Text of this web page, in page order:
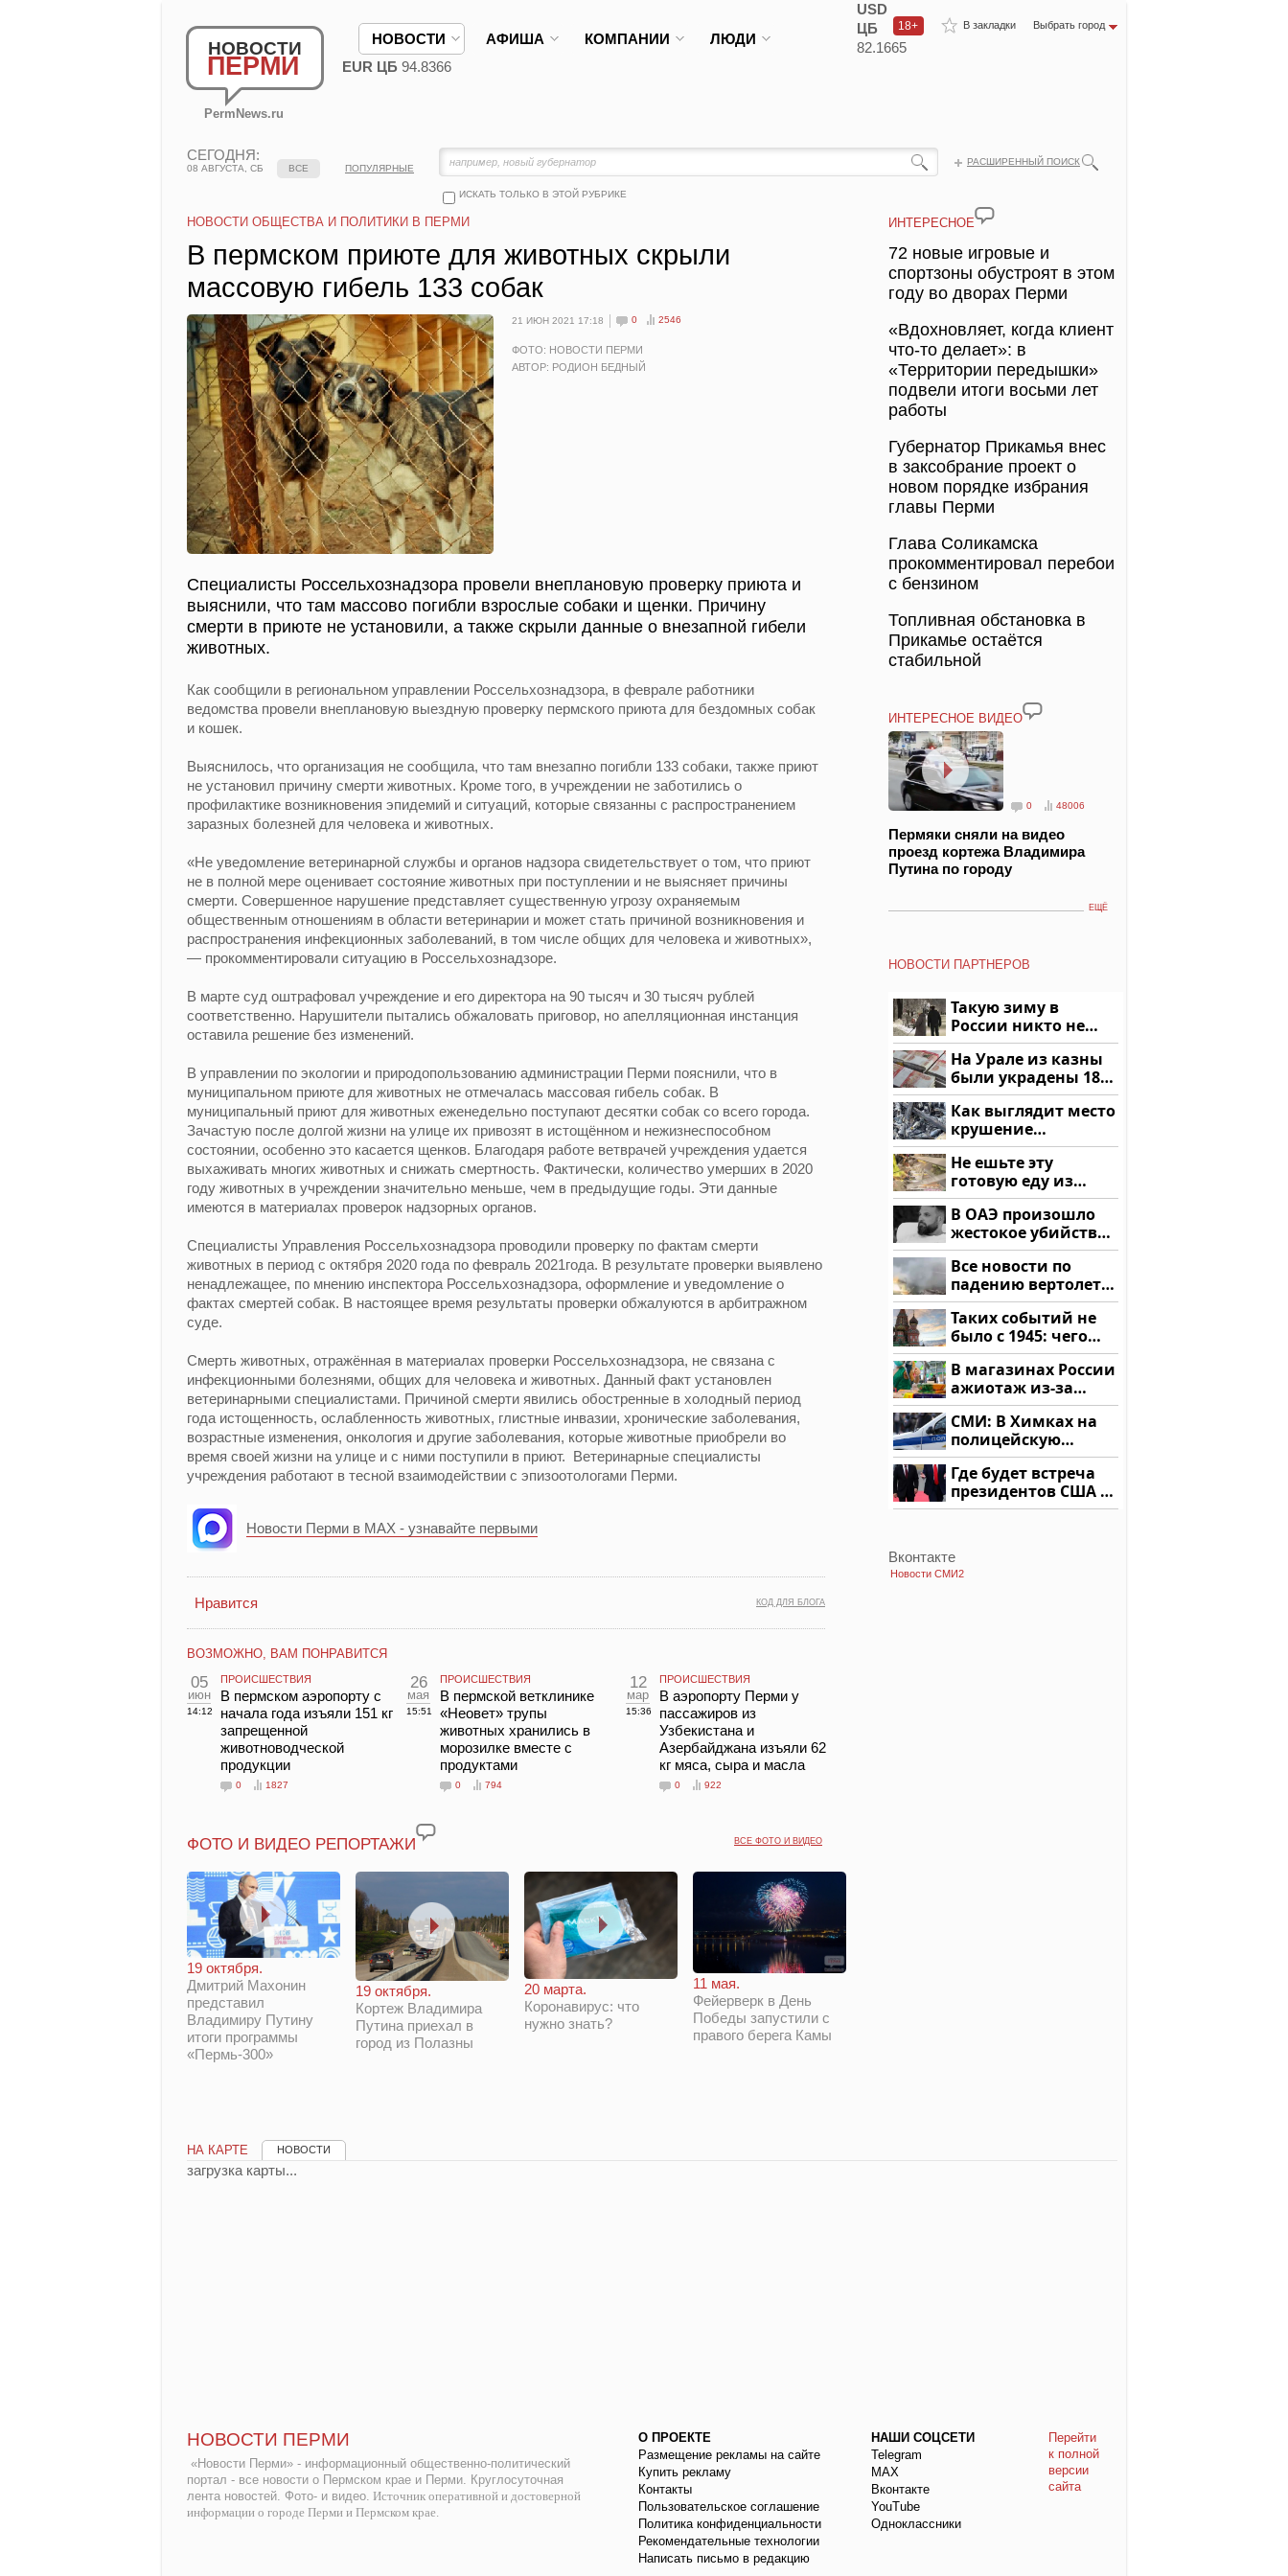
НОВОСТИ
ПЕРМИ
PermNews.ru
В закладки Выбрать город
18+
НОВОСТИ АФИША КОМПАНИИ ЛЮДИ
USD
ЦБ
82.1665
EUR ЦБ 94.8366
СЕГОДНЯ:
08 АВГУСТА, СБ
РАСШИРЕННЫЙ ПОИСК
ИСКАТЬ ТОЛЬКО В ЭТОЙ РУБРИКЕ
ВСЕ ПОПУЛЯРНЫЕ
НОВОСТИ ОБЩЕСТВА И ПОЛИТИКИ В ПЕРМИ
В пермском приюте для животных скрыли
массовую гибель 133 собак
21 ИЮН 2021 17:18 0 2546
ФОТО: НОВОСТИ ПЕРМИ
АВТОР: РОДИОН БЕДНЫЙ
Специалисты Россельхознадзора провели внеплановую проверку приюта и
выяснили, что там массово погибли взрослые собаки и щенки. Причину
смерти в приюте не установили, а также скрыли данные о внезапной гибели
животных.
Как сообщили в региональном управлении Россельхознадзора, в феврале работники
ведомства провели внеплановую выездную проверку пермского приюта для бездомных собак
и кошек.
Выяснилось, что организация не сообщила, что там внезапно погибли 133 собаки, также приют
не установил причину смерти животных. Кроме того, в учреждении не заботились о
профилактике возникновения эпидемий и ситуаций, которые связанны с распространением
заразных болезней для человека и животных.
«Не уведомление ветеринарной службы и органов надзора свидетельствует о том, что приют
не в полной мере оценивает состояние животных при поступлении и не выясняет причины
смерти. Совершенное нарушение представляет существенную угрозу охраняемым
общественным отношениям в области ветеринарии и может стать причиной возникновения и
распространения инфекционных заболеваний, в том числе общих для человека и животных»,
— прокомментировали ситуацию в Россельхознадзоре.
В марте суд оштрафовал учреждение и его директора на 90 тысяч и 30 тысяч рублей
соответственно. Нарушители пытались обжаловать приговор, но апелляционная инстанция
оставила решение без изменений.
В управлении по экологии и природопользованию администрации Перми пояснили, что в
муниципальном приюте для животных не отмечалась массовая гибель собак. В
муниципальный приют для животных еженедельно поступают десятки собак со всего города.
Зачастую после долгой жизни на улице их привозят в истощённом и нежизнеспособном
состоянии, особенно это касается щенков. Благодаря работе ветврачей учреждения удается
выхаживать многих животных и снижать смертность. Фактически, количество умерших в 2020
году животных в учреждении значительно меньше, чем в предыдущие годы. Эти данные
имеются в материалах проверок надзорных органов.
Специалисты Управления Россельхознадзора проводили проверку по фактам смерти
животных в период с октября 2020 года по февраль 2021года. В результате проверки выявлено
ненадлежащее, по мнению инспектора Россельхознадзора, оформление и уведомление о
фактах смертей собак. В настоящее время результаты проверки обжалуются в арбитражном
суде.
Смерть животных, отражённая в материалах проверки Россельхознадзора, не связана с
инфекционными болезнями, общих для человека и животных. Данный факт установлен
ветеринарными специалистами. Причиной смерти явились обостренные в холодный период
года истощенность, ослабленность животных, глистные инвазии, хронические заболевания,
возрастные изменения, онкология и другие заболевания, которые животные приобрели во
время своей жизни на улице и с ними поступили в приют. Ветеринарные специалисты
учреждения работают в тесной взаимодействии с эпизоотологами Перми.
Новости Перми в MAX - узнавайте первыми
КОД ДЛЯ БЛОГА
Нравится
ВОЗМОЖНО, ВАМ ПОНРАВИТСЯ
05
июн
14:12
ПРОИСШЕСТВИЯ
В пермском аэропорту с
начала года изъяли 151 кг
запрещенной
животноводческой
продукции
0 1827
26
мая
15:51
ПРОИСШЕСТВИЯ
В пермской ветклинике
«Неовет» трупы
животных хранились в
морозилке вместе с
продуктами
0 794
12
мар
15:36
ПРОИСШЕСТВИЯ
В аэропорту Перми у
пассажиров из
Узбекистана и
Азербайджана изъяли 62
кг мяса, сыра и масла
0 922
ВСЕ ФОТО И ВИДЕО
ФОТО И ВИДЕО РЕПОРТАЖИ
19 октября.
Дмитрий Махонин
представил
Владимиру Путину
итоги программы
«Пермь-300»
19 октября.
Кортеж Владимира
Путина приехал в
город из Полазны
20 марта.
Коронавирус: что
нужно знать?
11 мая.
Фейерверк в День
Победы запустили с
правого берега Камы
ИНТЕРЕСНОЕ
72 новые игровые и
спортзоны обустроят в этом
году во дворах Перми
«Вдохновляет, когда клиент
что-то делает»: в
«Территории передышки»
подвели итоги восьми лет
работы
Губернатор Прикамья внес
в заксобрание проект о
новом порядке избрания
главы Перми
Глава Соликамска
прокомментировал перебои
с бензином
Топливная обстановка в
Прикамье остаётся
стабильной
ИНТЕРЕСНОЕ ВИДЕО
0 48006
Пермяки сняли на видео
проезд кортежа Владимира
Путина по городу
ЕЩЁ
НОВОСТИ ПАРТНЕРОВ
Такую зиму в
России никто не
ждал: как так?!
На Урале из казны
были украдены 18
миллионов рублей
Как выглядит место
крушение
вертолета на
Кавказе: смотреть
Не ешьте эту
готовую еду из
магазина: список
В ОАЭ произошло
жестокое убийство
криптомиллионера
Все новости по
падению вертолета
на Кавказе: читать
здесь
Таких событий не
было с 1945: чего
ждать всем нам?
В магазинах России
ажиотаж из-за
этого продукта: что
купить?
СМИ: В Химках на
полицейскую
машину напали и
подожгли.
Где будет встреча
президентов США и
России: Европа?
Вконтакте
Новости СМИ2
НА КАРТЕ НОВОСТИ
загрузка карты...
НОВОСТИ ПЕРМИ
«Новости Перми» - информационный общественно-политический
портал - все новости о Пермском крае и Перми. Круглосуточная
лента новостей. Фото- и видео. Источник оперативной и достоверной
информации о городе Перми и Пермском крае.
О ПРОЕКТЕ
Размещение рекламы на сайте
Купить рекламу
Контакты
Пользовательское соглашение
Политика конфиденциальности
Рекомендательные технологии
Написать письмо в редакцию
НАШИ СОЦСЕТИ
Telegram
МАХ
Вконтакте
YouTube
Одноклассники
Перейти
к полной
версии
сайта